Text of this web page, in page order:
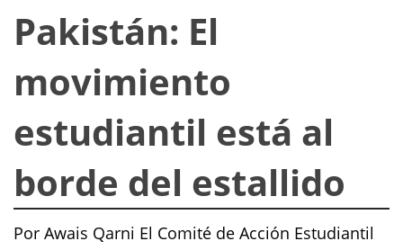
Pakistán: El
movimiento
estudiantil está al
borde del estallido
Por Awais Qarni El Comité de Acción Estudiantil